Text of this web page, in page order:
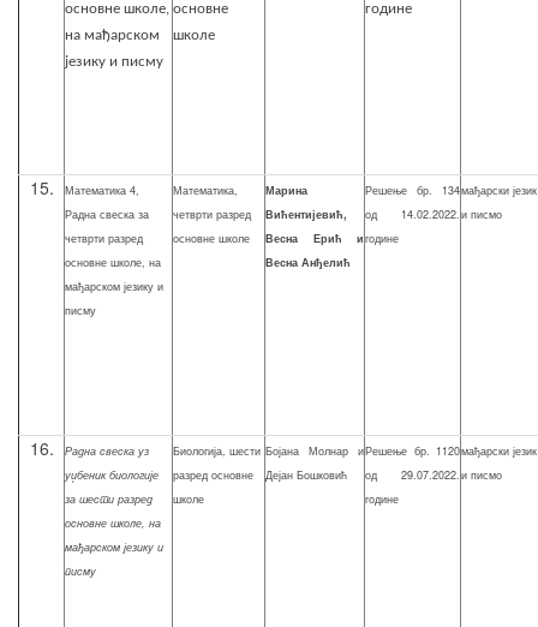
основне школе,
на мађарском
језику и писму
основне
школе
године
15.
Математика 4,
Радна свеска за
четврти разред
основне школе, на
мађарском језику и
писму
Математика,
четврти разред
основне школе
Марина
Вићентијевић,
Весна Ерић и
Весна Анђелић
Решење бр. 134
од 14.02.2022.
године
мађарски језик
и писмо
16. Радна свеска уз
уџбеник биологије
за шести разред
основне школе, на
мађарском језику и
писму
Биологија, шести
разред основне
школе
Бојана Молнар и
Дејан Бошковић
Решење бр. 1120
од 29.07.2022.
године
мађарски језик
и писмо